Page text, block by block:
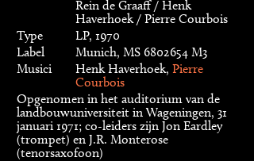
Rein de Graaff / Henk
Haverhoek / Pierre Courbois
Type
LP, 1970
Label
Munich, MS 6802654 M3
Musici
Henk Haverhoek, Pierre
Courbois
Opgenomen in het auditorium van de
landbouwuniversiteit in Wageningen, 31
januari 1971; co-leiders zijn Jon Eardley
(trompet) en J.R. Monterose
(tenorsaxofoon)